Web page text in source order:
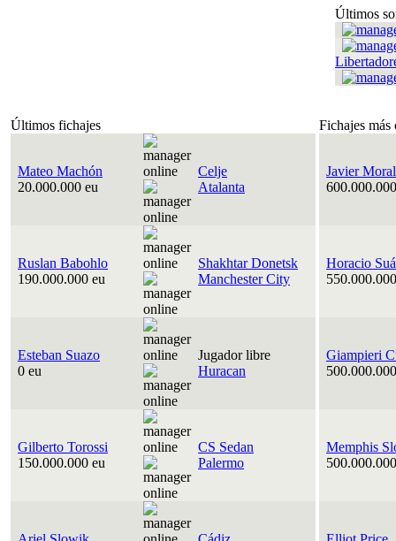
Últimos
Últimos fichajes Fichajes más
Mateo Machón
20.000.000 eu
Celje
Atalanta
Javier
Ruslan Babohlo
190.000.000 eu
Shakhtar Donetsk
Manchester City
Horacio
Esteban Suazo
0 eu
Jugador libre
Huracan
Giampieri
Gilberto Torossi
150.000.000 eu
CS Sedan
Palermo
Memphis